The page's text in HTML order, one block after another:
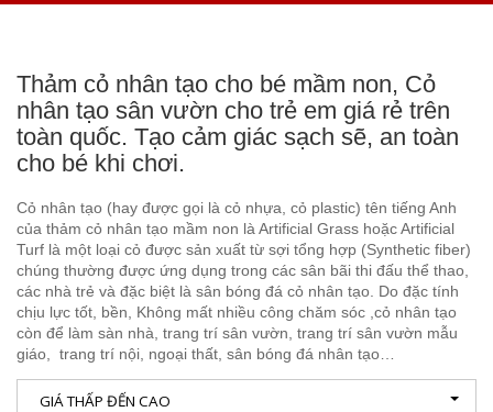
Thảm cỏ nhân tạo cho bé mầm non, Cỏ
nhân tạo sân vườn cho trẻ em giá rẻ trên
toàn quốc. Tạo cảm giác sạch sẽ, an toàn
cho bé khi chơi.
Cỏ nhân tạo (hay được gọi là cỏ nhựa, cỏ plastic) tên tiếng Anh
của thảm cỏ nhân tạo mầm non là Artificial Grass hoặc Artificial
Turf là một loại cỏ được sản xuất từ sợi tổng hợp (Synthetic fiber)
chúng thường được ứng dụng trong các sân bãi thi đấu thể thao,
các nhà trẻ và đặc biệt là sân bóng đá cỏ nhân tạo. Do đặc tính
chịu lực tốt, bền, Không mất nhiều công chăm sóc ,cỏ nhân tạo
còn để làm sàn nhà, trang trí sân vườn, trang trí sân vườn mẫu
giáo, trang trí nội, ngoại thất, sân bóng đá nhân tạo…
GIÁ THẤP ĐẾN CAO